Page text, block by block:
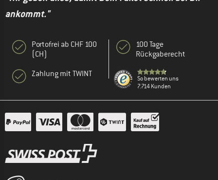
ankommt."
Portofrei ab CHF 100
(CH)
Zahlung mit TWINT
100 Tage
Rückgaberecht
So bewerten uns
7.714 Kunden